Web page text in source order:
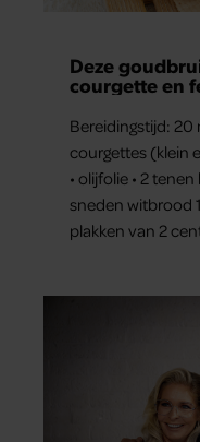
Deze
courgette en
Bereidingstijd: 20
courgettes (klein
• olijfolie • 2
sneden witbrood
plakken van 2